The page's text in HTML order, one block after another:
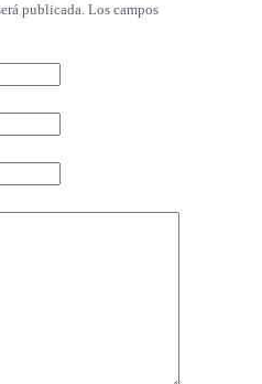
publicada. Los campos